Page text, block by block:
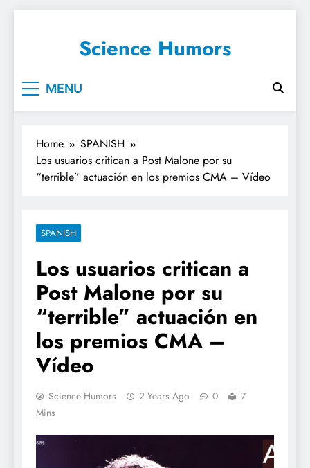
Science Humors
MENU
Home
SPANISH
Los usuarios critican a Post Malone por su
“terrible” actuación en los premios CMA – Vídeo
SPANISH
Los usuarios critican a
Post Malone por su
“terrible” actuación en
los premios CMA –
Vídeo
Science Humors 2 Years Ago 0
7
Mins